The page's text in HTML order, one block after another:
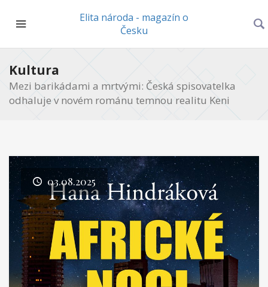
Elita národa - magazín o
Česku
Kultura
Mezi barikádami a mrtvými: Česká spisovatelka
odhaluje v novém románu temnou realitu Keni
03.08.2025